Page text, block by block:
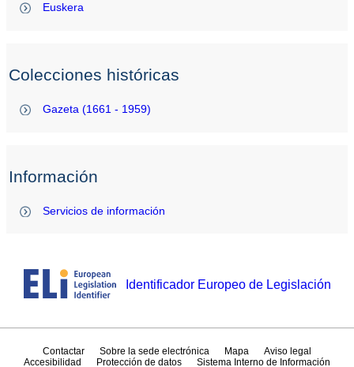
Euskera
Colecciones históricas
Gazeta (1661 - 1959)
Información
Servicios de información
Identificador Europeo de Legislación
Contactar Sobre la sede electrónica Mapa
Aviso legal
Accesibilidad
Protección de datos Sistema Interno de Información